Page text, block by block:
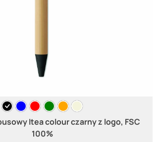
Itea colour czarny z logo, FSC
100%